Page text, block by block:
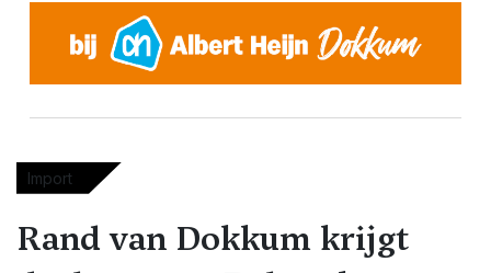
Import
Rand van Dokkum krijgt